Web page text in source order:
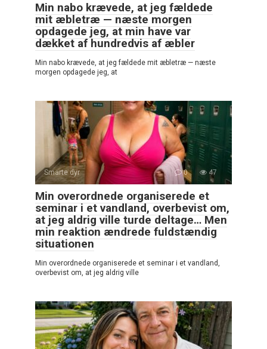
Min nabo krævede, at jeg fældede
mit æbletræ — næste morgen
opdagede jeg, at min have var
dækket af hundredvis af æbler
Min nabo krævede, at jeg fældede mit æbletræ — næste
morgen opdagede jeg, at
Smarte dyr 0 47
Min overordnede organiserede et
seminar i et vandland, overbevist om,
at jeg aldrig ville turde deltage… Men
min reaktion ændrede fuldstændig
situationen
Min overordnede organiserede et seminar i et vandland,
overbevist om, at jeg aldrig ville